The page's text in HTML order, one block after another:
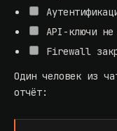
API-ключи не
Firewall
Один человек из
отчёт: